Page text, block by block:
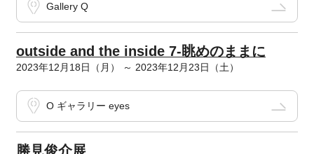
Gallery Q
outside and the inside 7-眺めのままに
2023年12月18日（月） ～ 2023年12月23日（土）
O ギャラリー eyes
勝見俊介展